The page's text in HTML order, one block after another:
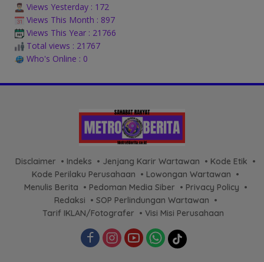
Views Yesterday : 172
Views This Month : 897
Views This Year : 21766
Total views : 21767
Who's Online : 0
Disclaimer Indeks Jenjang Karir Wartawan
Kode Etik
Kode Perilaku Perusahaan
Lowongan Wartawan
Menulis Berita
Pedoman Media Siber
Privacy Policy
Redaksi
SOP Perlindungan Wartawan
Tarif IKLAN/Fotografer
Visi Misi Perusahaan